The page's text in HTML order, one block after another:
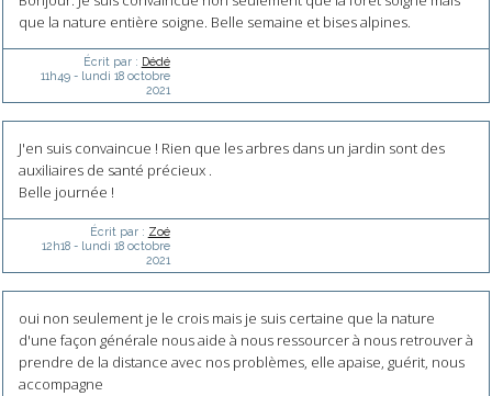
que la nature entière soigne. Belle semaine et bises alpines.
Écrit par : Dédé
11h49- lundi 18 octobre
2021
J'en suis convaincue ! Rien que les arbres dans un jardin sont des
auxiliaires de santé précieux .
Belle journée !
Écrit par : Zoé
12h18- lundi 18 octobre
2021
oui non seulement je le crois mais je suis certaine que la nature
d'une façon générale nous aide à nous ressourcer à nous retrouver à
prendre de la distance avec nos problèmes, elle apaise, guérit, nous
accompagne